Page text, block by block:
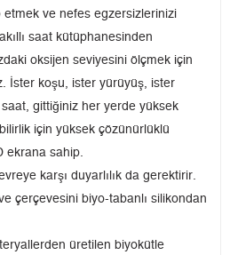
ve nefes egzersizlerinizi
saat kütüphanesinden
oksijen seviyesini ölçmek için
İster koşu, ister yürüyüş, ister
gittiğiniz her yerde yüksek
için yüksek çözünürlüklü
ekrana sahip.
karşı duyarlılık da gerektirir.
çerçevesini biyo-tabanlı silikondan
üretilen biyokütle